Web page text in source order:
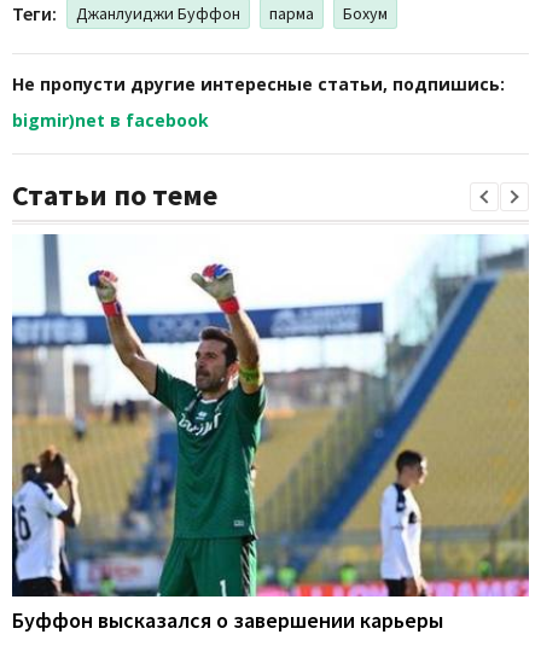
Теги: Джанлуиджи Буффон парма Бохум
Не пропусти другие интересные статьи, подпишись:
bigmir)net в facebook
Статьи по теме
Буффон высказался о завершении карьеры